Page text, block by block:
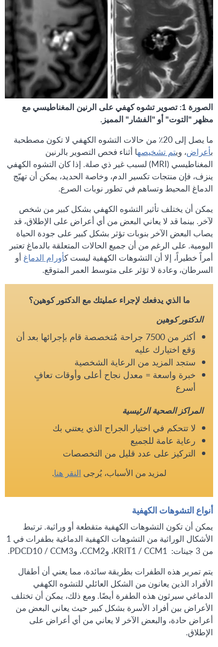
الصورة 1: تصوير تشوه كهفي على الرنين المغناطيسي مع
مظهر "التوت" أو "الفشار" المميز.
ما يصل إلى 20٪ من حالات التشوه الكهفي لا تكون مصطحبة
بأعراض، ويتم تشخيصها أثناء فحص التصوير بالرنين
المغناطيسي (MRI) لسبب غير ذي صلة. إذا كان التشوه الكهفي
ينزف، فإن منتجات تكسير الدم، وخاصة الحديد، يمكن أن تهيّج
الدماغ المحيط وتساهم في تطور نوبات الصرع.
يمكن أن يختلف تأثير التشوه الكهفي بشكل كبير من شخص
لآخر. بينما قد لا يعاني البعض من أي أعراض على الإطلاق، قد
يصاب البعض الآخر بنوبات تؤثر بشكل كبير على جودة الحياة
اليومية. على الرغم من أن جميع الحالات المتعلقة بالدماغ تعتبر
أمراً خطيراً، إلا أن التشوهات الكهفية ليست كأورام الدماغ أو
السرطان، وعادة لا تؤثر على متوسط ​​العمر المتوقع.
ما الذي يدفعك لإجراء عمليتك مع الدكتور كوهين؟
الدكتور كوهين
أكثر من 7500 جراحة مُتخصصة قام بإجرائها بعد أن
وَقع اختيارك عليه
ستجد المزيد من الرعاية الشخصية
خبرة واسعة = معدل نجاح أعلى وأوقات تعافٍ
أسرع
المراكز الصحية الرئيسية
لا تتحكم في اختيار الجراح الذي يعتني بك
رعاية عامة للجميع
التركيز على عدد قليل من التخصصات
لمزيد من الأسباب، يُرجى النقر هنا.
أنواع التشوهات الكهفية
يمكن أن تكون التشوهات الكهفية متقطعة أو وراثية. ترتبط
الأشكال الوراثية من التشوهات الكهفية الدماغية بطفرات في 1
من 3 جينات: KRIT1 / CCM1، وCCM2، وPDCD10 / CCM3.
يتم تمرير هذه الطفرات بطريقة سائدة، مما يعني أن أطفال
الأفراد الذين يعانون من الشكل العائلي للتشوه الكهفي
الدماغي سيرثون هذه الطفرة أيضًا. ومع ذلك، يمكن أن تختلف
الأعراض بين أفراد الأسرة بشكل كبير حيث يعاني البعض من
أعراض حادة، والبعض الآخر لا يعاني من أي أعراض على
الإطلاق.